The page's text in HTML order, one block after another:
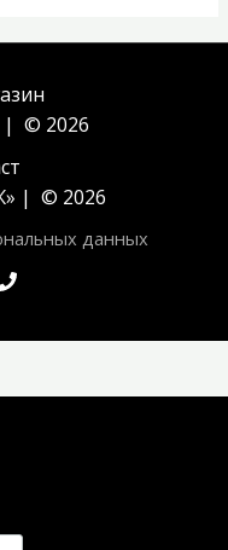
© 2026
» | © 2026
данных